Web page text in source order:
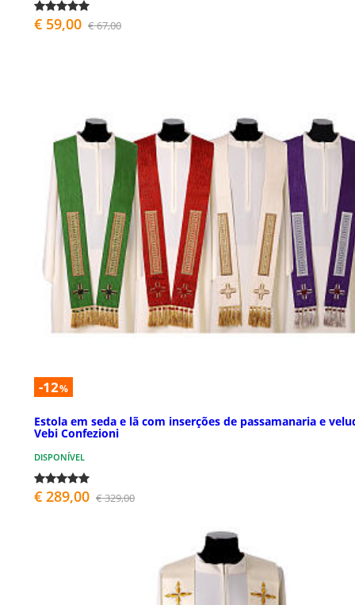
€ 59,00 € 67,00
-12%
Estola em seda e lã com inserções de passamanaria e
Vebi Confezioni
DISPONÍVEL
€ 289,00 € 329,00